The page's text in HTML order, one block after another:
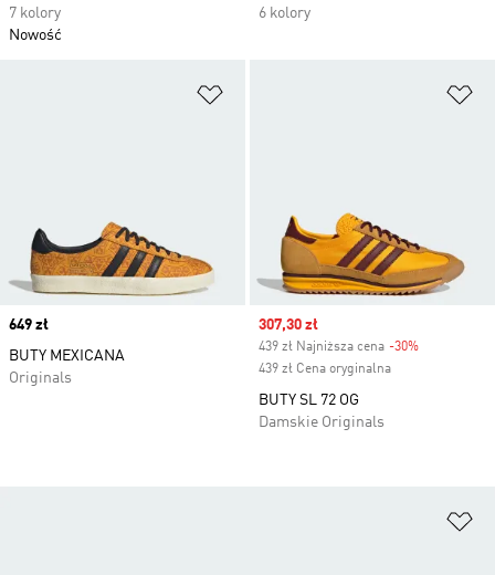
7 kolory
Nowość
6 kolory
Price
649 zł
BUTY MEXICANA
Originals
Sale price
307,30 zł
439 zł Najniższa cena -30%
439 zł Cena oryginalna
BUTY SL 72 OG
Damskie Originals